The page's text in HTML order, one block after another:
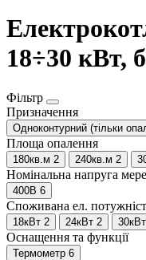
18÷30 кВт,
Фільтр
Призначення
Одноконтурний (тільки
Площа опалення
180кв.м 2 240кв.м 2
Номінальна напруга
400В 6
Споживана ел.
18кВт 2 24кВт 2 30кВт
Оснащення та функції
Термометр 6